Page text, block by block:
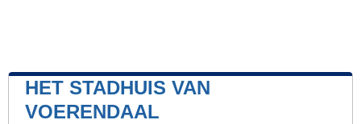
HET STADHUIS VAN
VOERENDAAL